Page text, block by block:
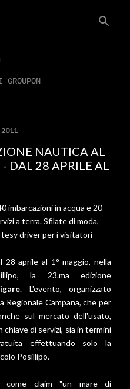
2011
NAUTICA AL
DAL 28 APRILE AL
imbarcazioni in acqua e 20
a terra. Sfilate di moda,
driver per i visitatori
28 aprile al 1° maggio, nella
la 23.ma edizione
. L'evento, organizzato
Regionale Campana, che per
sul mercato dell'usato,
di servizi, sia in termini
effettuando solo la
Posillipo.
come claim "un mare di